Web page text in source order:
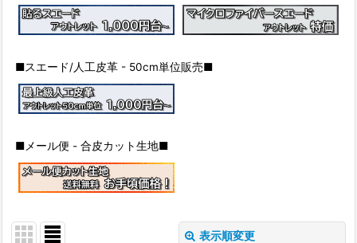
■スエード/人工皮革 - 50cm単位販売■
■メール便 - 合皮カット生地■
表示順変更